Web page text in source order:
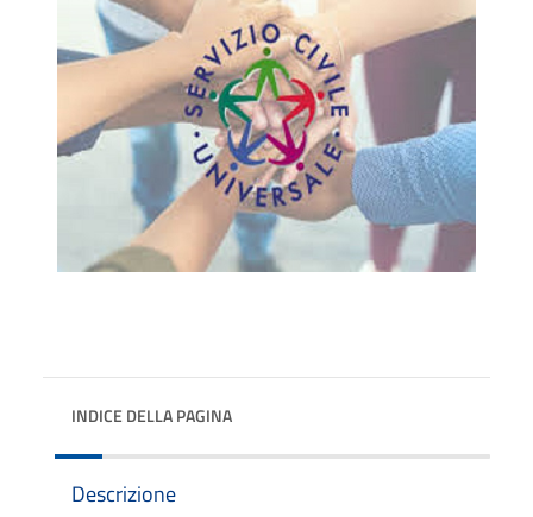
INDICE DELLA PAGINA
Descrizione